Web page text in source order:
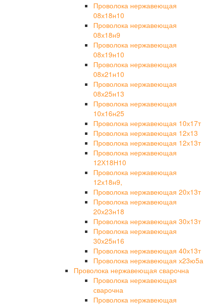
Проволока нержавеющая
08х18н10
Проволока нержавеющая
08х18н9
Проволока нержавеющая
08х19н10
Проволока нержавеющая
08х21н10
Проволока нержавеющая
08х25н13
Проволока нержавеющая
10х16н25
Проволока нержавеющая 10х17т
Проволока нержавеющая 12х13
Проволока нержавеющая 12х13т
Проволока нержавеющая
12Х18Н10
Проволока нержавеющая
12х18н9,
Проволока нержавеющая 20х13т
Проволока нержавеющая
20х23н18
Проволока нержавеющая 30х13т
Проволока нержавеющая
30х25н16
Проволока нержавеющая 40х13т
Проволока нержавеющая х23ю5а
Проволока нержавеющая сварочна
Проволока нержавеющая
сварочна
Проволока нержавеющая